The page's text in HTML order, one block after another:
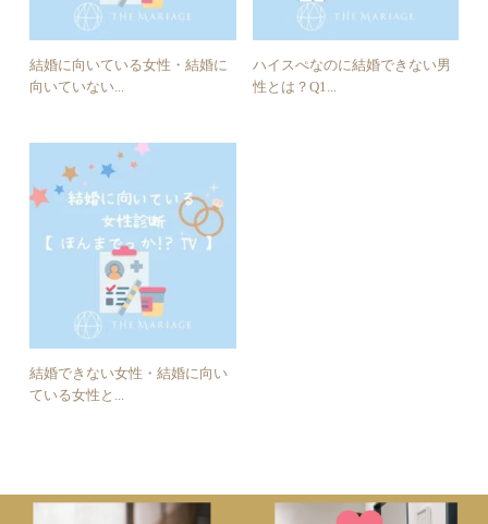
結婚に向いている女性・結婚に
向いていない...
ハイスぺなのに結婚できない男
性とは？Q1...
結婚できない女性・結婚に向い
ている女性と...